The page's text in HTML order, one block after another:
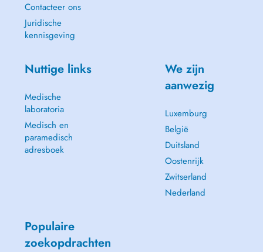
Contacteer ons
Juridische
kennisgeving
Nuttige links
Medische
laboratoria
Medisch en
paramedisch
adresboek
We zijn
aanwezig
Luxemburg
België
Duitsland
Oostenrijk
Zwitserland
Nederland
Populaire
zoekopdrachten